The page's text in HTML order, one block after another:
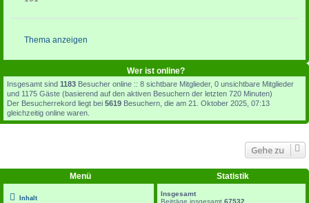
Thema anzeigen
Wer ist online?
Insgesamt sind 1183 Besucher online :: 8 sichtbare Mitglieder, 0 unsichtbare Mitglieder
und 1175 Gäste (basierend auf den aktiven Besuchern der letzten 720 Minuten)
Der Besucherrekord liegt bei 5619 Besuchern, die am 21. Oktober 2025, 07:13
gleichzeitig online waren.
Gehe zu
Menü
Inhalt
Statistik
Insgesamt
Beiträge insgesamt67532